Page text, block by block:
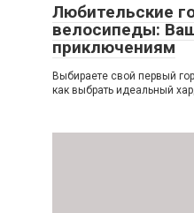
Любительские
велосипеды:
приключениям
Выбираете свой первый
как выбрать идеальный